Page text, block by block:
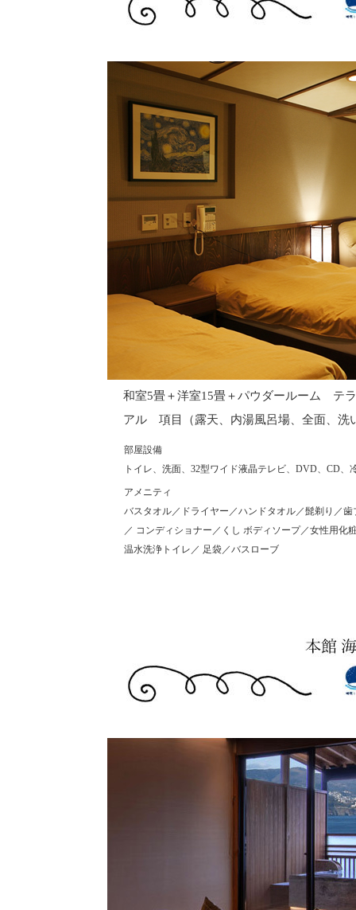
和室5畳＋洋室15畳＋パウダールーム テ
アル 項目（露天、内湯風呂場、全面、
部屋設備
トイレ、洗面、32型ワイド液晶テレビ、DVD、CD
アメニティ
バスタオル／ドライヤー／ハンドタオル／髭剃り／
／ コンディショナー／くし ボディソープ／女性用
温水洗浄トイレ／ 足袋／バスローブ